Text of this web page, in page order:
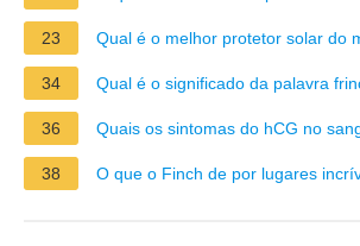
23 Qual é o melhor protetor solar do
34 Qual é o significado da palavra
36 Quais os sintomas do hCG no
38 O que o Finch de por lugares